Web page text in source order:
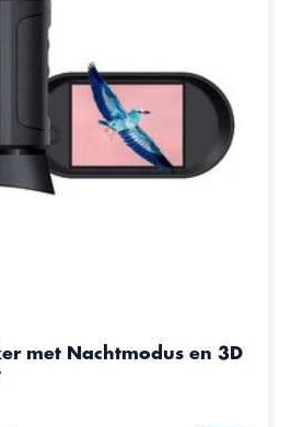
met Nachtmodus en 3D